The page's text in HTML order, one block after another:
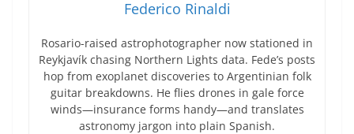
Federico Rinaldi
Rosario-raised astrophotographer now stationed in
Reykjavík chasing Northern Lights data. Fede’s posts
hop from exoplanet discoveries to Argentinian folk
guitar breakdowns. He flies drones in gale force
winds—insurance forms handy—and translates
astronomy jargon into plain Spanish.